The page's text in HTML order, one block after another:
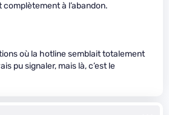
complètement à l’abandon.
où la hotline semblait totalement
pu signaler, mais là, c’est le